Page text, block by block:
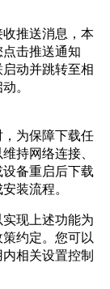
推送消息，本
击推送通知
动并跳转至相
。
为保障下载任
持网络连接、
备重启后下载
装流程。
现上述功能为
约定。您可以
相关设置控制